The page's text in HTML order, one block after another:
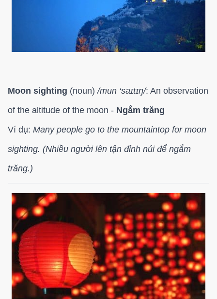
Moon sighting (noun)/mun ‘saɪtɪŋ/: An observation
of the altitude of the moon - Ngắm trăng
Ví dụ: Many people go to the mountaintop for moon
sighting. (Nhiều người lên tận đỉnh núi để ngắm
trăng.)